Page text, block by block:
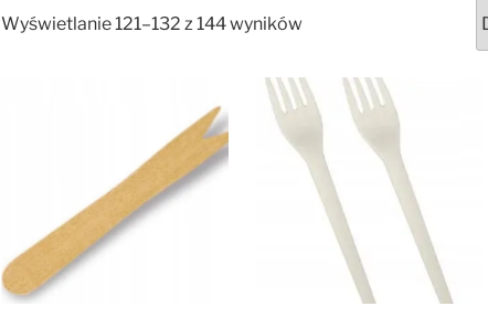
Wyświetlanie 121–132 z 144 wyników